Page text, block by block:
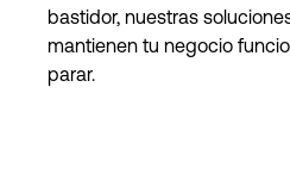
bastidor, nuestras
mantienen tu negocio
parar.